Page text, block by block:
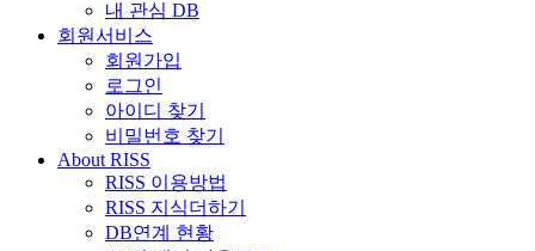
내 관심 DB
회원서비스
회원가입
로그인
아이디 찾기
비밀번호 찾기
About RISS
RISS 이용방법
RISS 지식더하기
DB연계 현황